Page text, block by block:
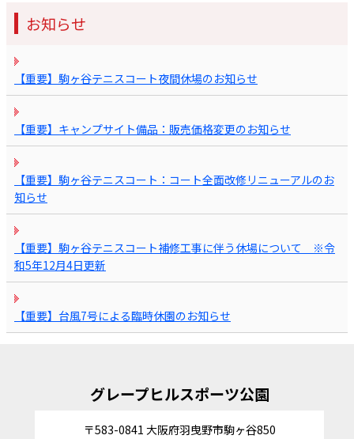
お知らせ
【重要】駒ヶ谷テニスコート夜間休場のお知らせ
【重要】キャンプサイト備品：販売価格変更のお知らせ
【重要】駒ヶ谷テニスコート：コート全面改修リニューアルのお
知らせ
【重要】駒ヶ谷テニスコート補修工事に伴う休場について ※令
和5年12月4日更新
【重要】台風7号による臨時休園のお知らせ
グレープヒルスポーツ公園
〒583-0841 大阪府羽曳野市駒ヶ谷850